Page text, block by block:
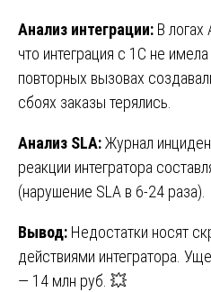
Анализ интеграции: В логах
что интеграция с 1С не
повторных вызовах
сбоях заказы терялись.
Анализ SLA:Журнал
реакции интегратора
(нарушение SLA в 6-24 раза).
Вывод: Недостатки носят
действиями интегратора.
— 14 млн руб. 💥